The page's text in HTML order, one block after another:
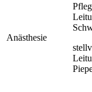
Anästhesie